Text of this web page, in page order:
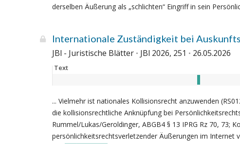
derselben Äußerung als „schlichten“ Eingriff in sein
Internationale Zuständigkeit bei
JBl - Juristische Blätter JBl 2026, 251 26.05.2026
Text
... Vielmehr ist nationales Kollisionsrecht anzuwenden
die kollisionsrechtliche Anknüpfung bei
Rummel/Lukas/Geroldinger, ABGB4 § 13 IPRG Rz 70, 73;
persönlichkeitsrechtsverletzender Äußerungen im